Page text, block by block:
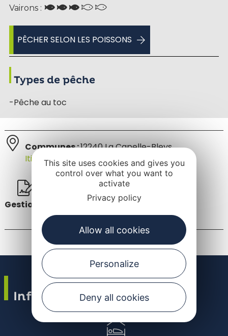
Vairons :
PÊCHER SELON LES POISSONS
Types de pêche
-Pêche au toc
Communes :12240 La Capelle-Bleys
Itinéraire sur Google Maps
Gestion AAPPMA de Rieupeyroux
Infos pratiques
This site uses cookies and gives you
control over what you want to
activate
Privacy policy
Allow all cookies
Personalize
Deny all cookies